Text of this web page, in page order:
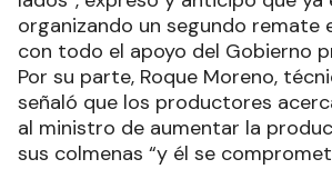
organizando un segundo remate
con todo el apoyo del Gobierno
Por su parte, Roque Moreno,
señaló que los productores
al ministro de aumentar la
sus colmenas “y él se